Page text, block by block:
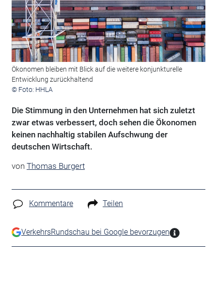
Ökonomen bleiben mit Blick auf die weitere konjunkturelle
Entwicklung zurückhaltend
© Foto: HHLA
Die Stimmung in den Unternehmen hat sich zuletzt
zwar etwas verbessert, doch sehen die Ökonomen
keinen nachhaltig stabilen Aufschwung der
deutschen Wirtschaft.
von Thomas Burgert
Kommentare Teilen
VerkehrsRundschau bei Google bevorzugen